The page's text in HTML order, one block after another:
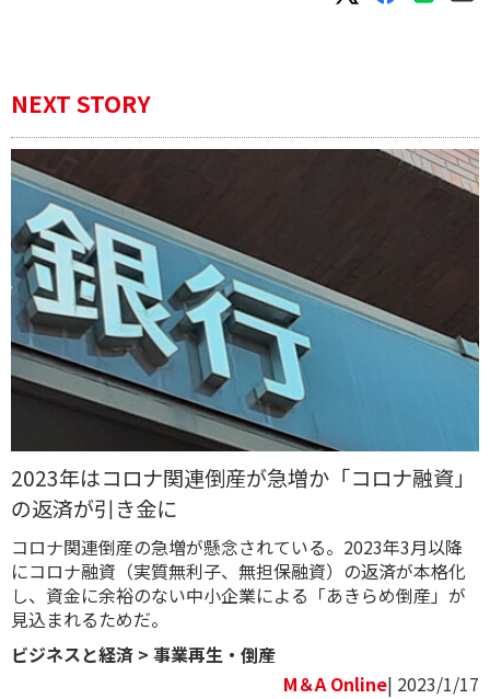
NEXT STORY
2023年はコロナ関連倒産が急増か「コロナ融資」
の返済が引き金に
コロナ関連倒産の急増が懸念されている。2023年3月以降
にコロナ融資（実質無利子、無担保融資）の返済が本格化
し、資金に余裕のない中小企業による「あきらめ倒産」が
見込まれるためだ。
ビジネスと経済 > 事業再生・倒産
M＆A Online| 2023/1/17